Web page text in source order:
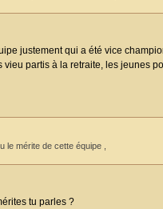
justement qui a été vice
vieu partis à la retraite, les jeunes
le mérite de cette équipe ,
tu parles ?